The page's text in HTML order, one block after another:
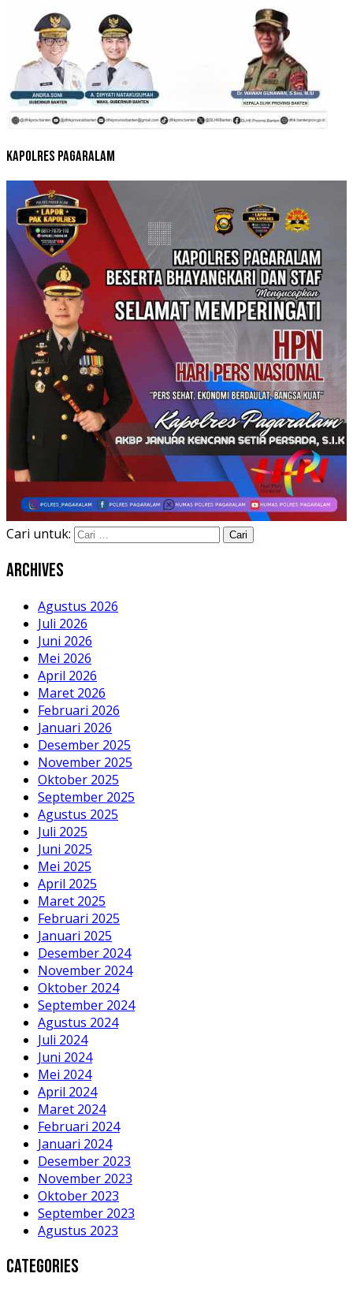
Kapolres Pagaralam
Cari untuk:
Archives
Agustus 2026
Juli 2026
Juni 2026
Mei 2026
April 2026
Maret 2026
Februari 2026
Januari 2026
Desember 2025
November 2025
Oktober 2025
September 2025
Agustus 2025
Juli 2025
Juni 2025
Mei 2025
April 2025
Maret 2025
Februari 2025
Januari 2025
Desember 2024
November 2024
Oktober 2024
September 2024
Agustus 2024
Juli 2024
Juni 2024
Mei 2024
April 2024
Maret 2024
Februari 2024
Januari 2024
Desember 2023
November 2023
Oktober 2023
September 2023
Agustus 2023
Categories